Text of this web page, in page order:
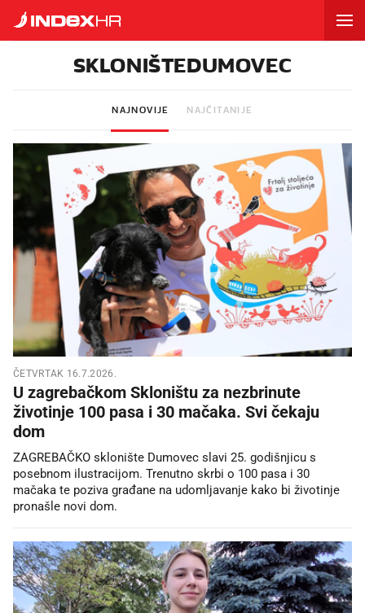
SKLONIŠTEDUMOVEC
NAJNOVIJE NAJČITANIJE
ČETVRTAK 16.7.2026.
U zagrebačkom Skloništu za nezbrinute
životinje 100 pasa i 30 mačaka. Svi čekaju
dom
ZAGREBAČKO sklonište Dumovec slavi 25. godišnjicu s
posebnom ilustracijom. Trenutno skrbi o 100 pasa i 30
mačaka te poziva građane na udomljavanje kako bi životinje
pronašle novi dom.